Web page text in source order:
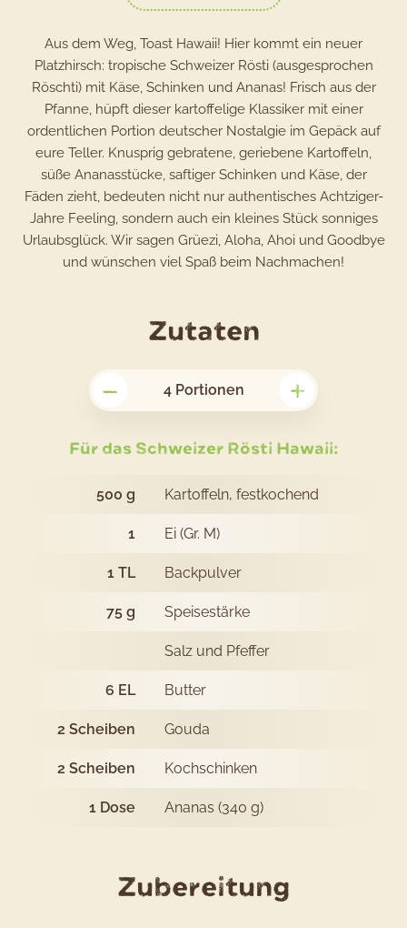
Aus dem Weg, Toast Hawaii! Hier kommt ein neuer
Platzhirsch: tropische Schweizer Rösti (ausgesprochen
Röschti) mit Käse, Schinken und Ananas! Frisch aus der
Pfanne, hüpft dieser kartoffelige Klassiker mit einer
ordentlichen Portion deutscher Nostalgie im Gepäck auf
eure Teller. Knusprig gebratene, geriebene Kartoffeln,
süße Ananasstücke, saftiger Schinken und Käse, der
Fäden zieht, bedeuten nicht nur authentisches Achtziger-
Jahre Feeling, sondern auch ein kleines Stück sonniges
Urlaubsglück. Wir sagen Grüezi, Aloha, Ahoi und Goodbye
und wünschen viel Spaß beim Nachmachen!
Zutatenfür
Rezept
Schweizer
Rösti
Hawaii
– 4 Portionen +
Für das Schweizer Rösti Hawaii:
500 g Kartoffeln, festkochend
1 Ei (Gr. M)
1 TL Backpulver
75 g Speisestärke
Salz und Pfeffer
6 EL Butter
2 Scheiben Gouda
2 Scheiben Kochschinken
1 Dose Ananas (340 g)
Zubereitung